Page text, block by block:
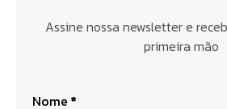
Assine nossa newsletter e
primeira mão
Nome *